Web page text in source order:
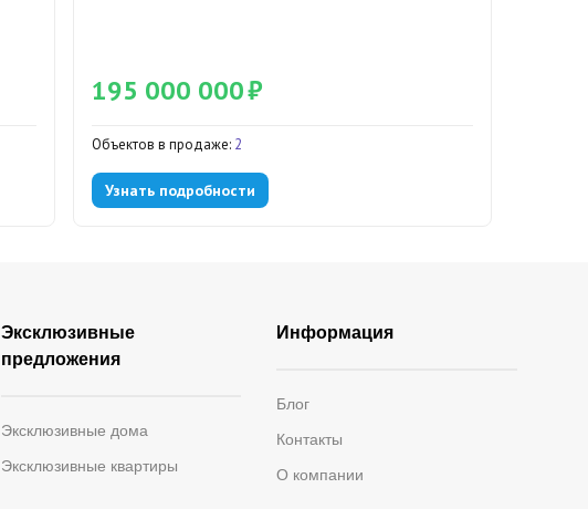
Объектов в продаже: 2
195 000 000₽
Узнать подробности
Эксклюзивные
предложения
Эксклюзивные дома
Эксклюзивные квартиры
Информация
Блог
Контакты
О компании